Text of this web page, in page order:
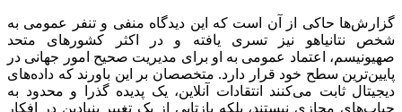
گزارش‌ها حاکی از آن است که این دیدگاه منفی و تنفر عمومی به
شخص نتانیاهو نیز تسری یافته و در اکثر کشورهای متحد
صهیونیسم، اعتماد عمومی به او برای مدیریت صحیح امور جهانی در
پایین‌ترین سطح خود قرار دارد. متخصصان بر این باورند که داده‌های
دیجیتال ثابت می‌کنند انتقادات آنلاین، یک پدیده گذرا و محدود به
حباب‌های مجازی نیستند، بلکه بازتابی از یک تغییر بنیادین در افکار